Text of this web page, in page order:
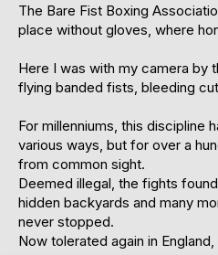
The Bare Fist Boxing
place without gloves, where
Here I was with my camera by
flying banded fists, bleeding
For millenniums, this discipline
various ways, but for over a
from common sight.
Deemed illegal, the fights
hidden backyards and many
never stopped.
Now tolerated again in